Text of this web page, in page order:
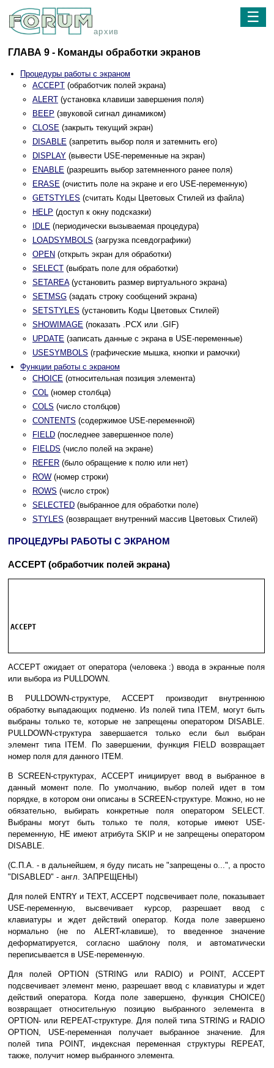
архив
☰
ГЛАВА 9 - Команды обработки экранов
Процедуры работы с экраном
ACCEPT (обработчик полей экрана)
ALERT (установка клавиши завершения поля)
BEEP (звуковой сигнал динамиком)
CLOSE (закрыть текущий экран)
DISABLE (запретить выбор поля и затемнить его)
DISPLAY (вывести USE-переменные на экран)
ENABLE (разрешить выбор затемненного ранее поля)
ERASE (очистить поле на экране и его USE-переменную)
GETSTYLES (считать Коды Цветовых Стилей из файла)
HELP (доступ к окну подсказки)
IDLE (периодически вызываемая процедура)
LOADSYMBOLS (загрузка псевдографики)
OPEN (открыть экран для обработки)
SELECT (выбрать поле для обработки)
SETAREA(установить размер виртуального экрана)
SETMSG (задать строку сообщений экрана)
SETSTYLES (установить Коды Цветовых Стилей)
SHOWIMAGE (показать .PCX или .GIF)
UPDATE (записать данные с экрана в USE-переменные)
USESYMBOLS (графические мышка, кнопки и рамочки)
Функции работы с экраном
CHOICE (относительная позиция элемента)
COL (номер столбца)
COLS (число столбцов)
CONTENTS (содержимое USE-переменной)
FIELD (последнее завершенное поле)
FIELDS (число полей на экране)
REFER (было обращение к полю или нет)
ROW (номер строки)
ROWS (число строк)
SELECTED (выбранное для обработки поле)
STYLES (возвращает внутренний массив Цветовых Стилей)
ПРОЦЕДУРЫ РАБОТЫ С ЭКРАНОМ
ACCEPT (обработчик полей экрана)
ACCEPT
ACCEPT ожидает от оператора (человека :) ввода в экранные поля
или выбора из PULLDOWN.
В PULLDOWN-структуре, ACCEPT производит внутреннюю
обработку выпадающих подменю. Из полей типа ITEM, могут быть
выбраны только те, которые не запрещены оператором DISABLE.
PULLDOWN-структура завершается только если был выбран
элемент типа ITEM. По завершении, функция FIELD возвращает
номер поля для данного ITEM.
В SCREEN-структурах, ACCEPT инициирует ввод в выбранное в
данный момент поле. По умолчанию, выбор полей идет в том
порядке, в котором они описаны в SCREEN-структуре. Можно, но не
обязательно, выбирать конкретные поля оператором SELECT.
Выбраны могут быть только те поля, которые имеют USE-
переменную, НЕ имеют атрибута SKIP и не запрещены оператором
DISABLE.
(С.П.А. - в дальнейшем, я буду писать не "запрещены о...", а просто
"DISABLED" - англ. ЗАПРЕЩЕНЫ)
Для полей ENTRY и TEXT, ACCEPT подсвечивает поле, показывает
USE-переменную, высвечивает курсор, разрешает ввод с
клавиатуры и ждет действий оператор. Когда поле завершено
нормально (не по ALERT-клавише), то введенное значение
деформатируется, согласно шаблону поля, и автоматически
переписывается в USE-переменную.
Для полей OPTION (STRING или RADIO) и POINT, ACCEPT
подсвечивает элемент меню, разрешает ввод с клавиатуры и ждет
действий оператора. Когда поле завершено, функция CHOICE()
возвращает относительную позицию выбранного эелемента в
OPTION- или REPEAT-структуре. Для полей типа STRING и RADIO
OPTION, USE-переменная получает выбранное значение. Для
полей типа POINT, индексная переменная структуры REPEAT,
также, получит номер выбранного элемента.